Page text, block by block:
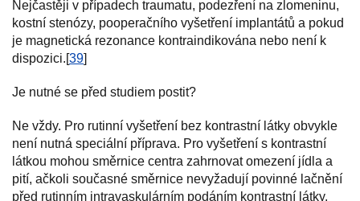
Nejčastěji v případech traumatu, podezření na zlomeninu,
kostní stenózy, pooperačního vyšetření implantátů a pokud
je magnetická rezonance kontraindikována nebo není k
dispozici.[39]
Je nutné se před studiem postit?
Ne vždy. Pro rutinní vyšetření bez kontrastní látky obvykle
není nutná speciální příprava. Pro vyšetření s kontrastní
látkou mohou směrnice centra zahrnovat omezení jídla a
pití, ačkoli současné směrnice nevyžadují povinné lačnění
před rutinním intravaskulárním podáním kontrastní látky.